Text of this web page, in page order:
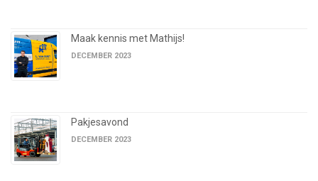
Maak kennis met Mathijs!
DECEMBER 2023
Pakjesavond
DECEMBER 2023